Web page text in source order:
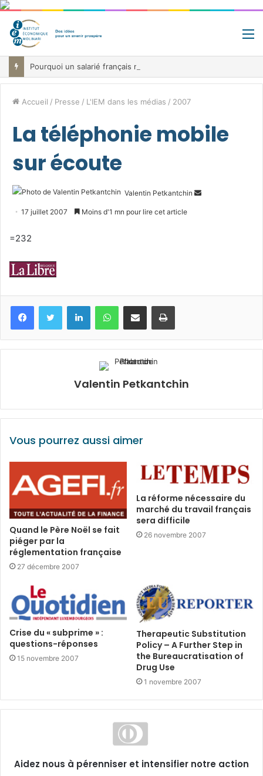
Accueil / Presse / L'IEM dans les médias / 2007
La téléphonie mobile
sur écoute
Valentin Petkantchin
Envoyer
17 juillet 2007 Moins d'1 mn pour lire cet article
=232
FacebookTwitter LinkedinWhatsApp
Partagez par mail Imprimez
Valentin Petkantchin
Vous pourrez aussi aimer
Quand le Père Noël se fait
piéger par la
réglementation française
27 décembre 2007
La réforme nécessaire du
marché du travail français
sera difficile
26 novembre 2007
Crise du « subprime » :
questions-réponses
15 novembre 2007
Therapeutic Substitution
Policy – A Further Step in
the Bureaucratisation of
Drug Use
1 novembre 2007
Aidez nous à pérenniser et intensifier notre action